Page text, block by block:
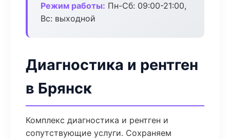
Режим работы: Пн-Сб: 09:00-21:00,
Вс: выходной
Диагностика и рентген
в Брянск
Комплекс диагностика и рентген и
сопутствующие услуги. Сохраняем